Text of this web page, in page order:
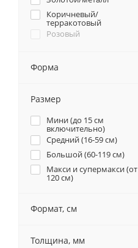
Коричневый/
терракотовый
Розовый
Синий/голубой
Форма
Размер
Мини (до 15 см
включительно)
Средний (16-59 см)
Большой (60-119 см)
Макси и супермакси (от
120 см)
Формат, см
Толщина, мм